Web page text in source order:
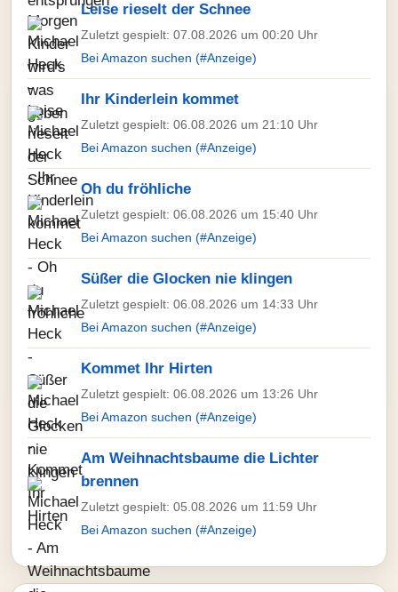
Leise rieselt der Schnee
Zuletzt gespielt: 07.08.2026 um 00:20 Uhr
Bei Amazon suchen (#Anzeige)
Ihr Kinderlein kommet
Zuletzt gespielt: 06.08.2026 um 21:10 Uhr
Bei Amazon suchen (#Anzeige)
Oh du fröhliche
Zuletzt gespielt: 06.08.2026 um 15:40 Uhr
Bei Amazon suchen (#Anzeige)
Süßer die Glocken nie klingen
Zuletzt gespielt: 06.08.2026 um 14:33 Uhr
Bei Amazon suchen (#Anzeige)
Kommet Ihr Hirten
Zuletzt gespielt: 06.08.2026 um 13:26 Uhr
Bei Amazon suchen (#Anzeige)
Am Weihnachtsbaume die Lichter
brennen
Zuletzt gespielt: 05.08.2026 um 11:59 Uhr
Bei Amazon suchen (#Anzeige)